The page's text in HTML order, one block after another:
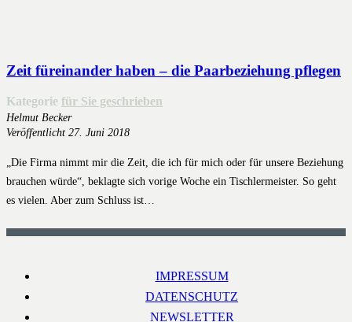
Zeit füreinander haben – die Paarbeziehung pflegen
Kategorie für Sie geschrieben
Helmut Becker
Veröffentlicht 27. Juni 2018
„Die Firma nimmt mir die Zeit, die ich für mich oder für unsere Beziehung
brauchen würde“, beklagte sich vorige Woche ein Tischlermeister. So geht
es vielen. Aber zum Schluss ist…
IMPRESSUM
DATENSCHUTZ
NEWSLETTER